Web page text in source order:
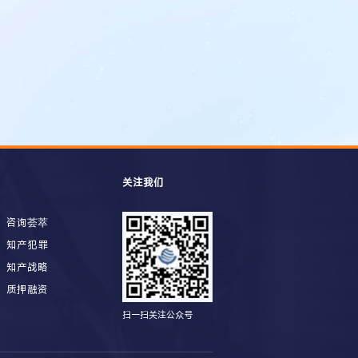
咨询荟萃
知产犯罪
知产战略
质押融资
关注我们
扫一扫关注公众号